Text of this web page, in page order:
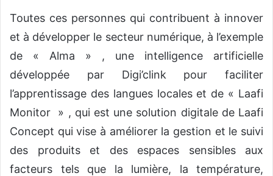
Toutes ces personnes qui contribuent à innover
et à développer le secteur numérique, à l’exemple
de « Alma » , une intelligence artificielle
développée par Digi’clink pour faciliter
l’apprentissage des langues locales et de « Laafi
Monitor » , qui est une solution digitale de Laafi
Concept qui vise à améliorer la gestion et le suivi
des produits et des espaces sensibles aux
facteurs tels que la lumière, la température,